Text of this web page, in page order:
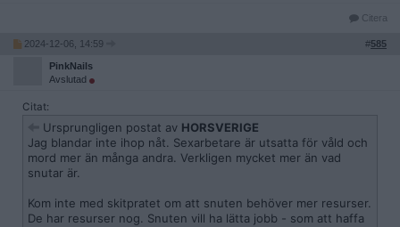
Citera
2024-12-06, 14:59 #585
PinkNails
Avslutad
Citat:
Ursprungligen postat av HORSVERIGE
Jag blandar inte ihop nåt. Sexarbetare är utsatta för våld och
mord mer än många andra. Verkligen mycket mer än vad
snutar är.
Kom inte med skitpratet om att snuten behöver mer resurser.
De har resurser nog. Snuten vill ha lätta jobb - som att haffa